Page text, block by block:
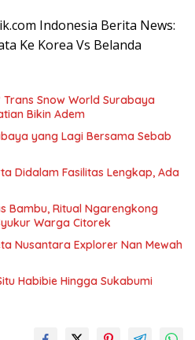
Indonesia Berita News:
Ke Korea Vs Belanda
Snow World Surabaya
Bikin Adem
yang Lagi Bersama Sebab
Didalam Fasilitas Lengkap, Ada
Bambu, Ritual Ngarengkong
Warga Citorek
Nusantara Explorer Nan Mewah
Habibie Hingga Sukabumi